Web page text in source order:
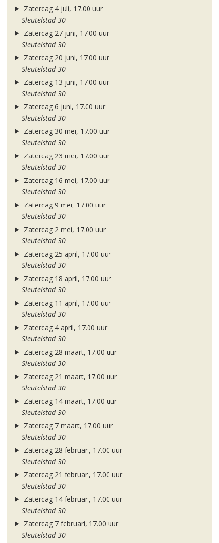
Zaterdag 4 juli, 17.00 uur
Sleutelstad 30
Zaterdag 27 juni, 17.00 uur
Sleutelstad 30
Zaterdag 20 juni, 17.00 uur
Sleutelstad 30
Zaterdag 13 juni, 17.00 uur
Sleutelstad 30
Zaterdag 6 juni, 17.00 uur
Sleutelstad 30
Zaterdag 30 mei, 17.00 uur
Sleutelstad 30
Zaterdag 23 mei, 17.00 uur
Sleutelstad 30
Zaterdag 16 mei, 17.00 uur
Sleutelstad 30
Zaterdag 9 mei, 17.00 uur
Sleutelstad 30
Zaterdag 2 mei, 17.00 uur
Sleutelstad 30
Zaterdag 25 april, 17.00 uur
Sleutelstad 30
Zaterdag 18 april, 17.00 uur
Sleutelstad 30
Zaterdag 11 april, 17.00 uur
Sleutelstad 30
Zaterdag 4 april, 17.00 uur
Sleutelstad 30
Zaterdag 28 maart, 17.00 uur
Sleutelstad 30
Zaterdag 21 maart, 17.00 uur
Sleutelstad 30
Zaterdag 14 maart, 17.00 uur
Sleutelstad 30
Zaterdag 7 maart, 17.00 uur
Sleutelstad 30
Zaterdag 28 februari, 17.00 uur
Sleutelstad 30
Zaterdag 21 februari, 17.00 uur
Sleutelstad 30
Zaterdag 14 februari, 17.00 uur
Sleutelstad 30
Zaterdag 7 februari, 17.00 uur
Sleutelstad 30